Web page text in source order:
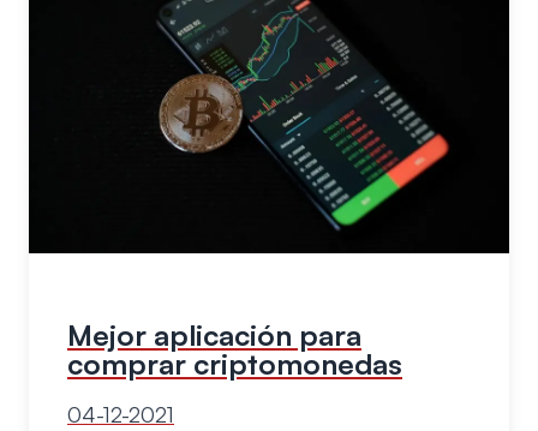
Mejor aplicación para
comprar criptomonedas
04-12-2021